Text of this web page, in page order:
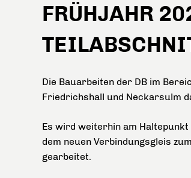
FRÜHJAHR
Die Bauarbeiten der DB im
Friedrichshall und Neckarsulm
Es wird weiterhin am
dem neuen Verbindungsgleis
gearbeitet.